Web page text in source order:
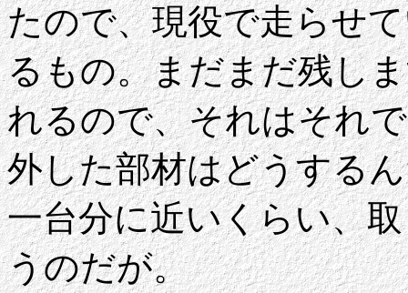
たので、現役で走らせ
るもの。まだまだ残し
れるので、それはそれ
外した部材はどうする
一台分に近いくらい、
うのだが。